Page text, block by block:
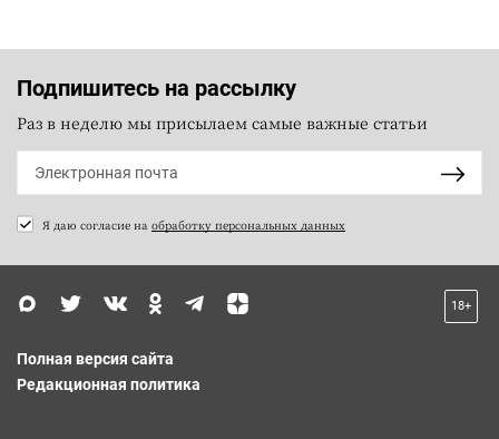
Подпишитесь на рассылку
Раз в неделю мы присылаем самые важные статьи
Я даю согласие на обработку персональных данных
18+
Полная версия сайта
Редакционная политика